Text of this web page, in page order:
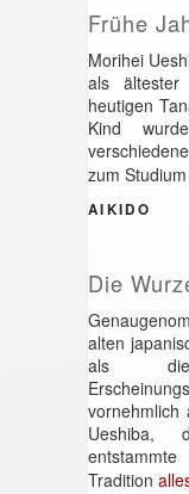
Frühe
Morihei
als ältester
heutigen
Kind
zum Studium
AIKIDO
Die
alten
als die
vornehmlich
Ueshiba,
Tradition